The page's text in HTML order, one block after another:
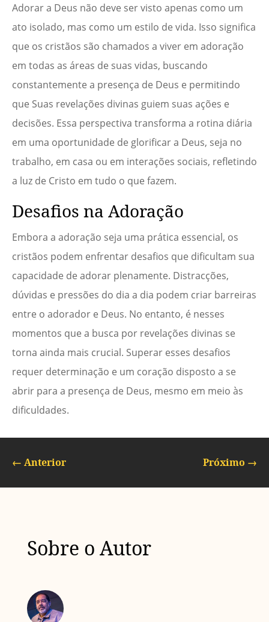
Adorar a Deus não deve ser visto apenas como um
ato isolado, mas como um estilo de vida. Isso significa
que os cristãos são chamados a viver em adoração
em todas as áreas de suas vidas, buscando
constantemente a presença de Deus e permitindo
que Suas revelações divinas guiem suas ações e
decisões. Essa perspectiva transforma a rotina diária
em uma oportunidade de glorificar a Deus, seja no
trabalho, em casa ou em interações sociais, refletindo
a luz de Cristo em tudo o que fazem.
Desafios na Adoração
Embora a adoração seja uma prática essencial, os
cristãos podem enfrentar desafios que dificultam sua
capacidade de adorar plenamente. Distracções,
dúvidas e pressões do dia a dia podem criar barreiras
entre o adorador e Deus. No entanto, é nesses
momentos que a busca por revelações divinas se
torna ainda mais crucial. Superar esses desafios
requer determinação e um coração disposto a se
abrir para a presença de Deus, mesmo em meio às
dificuldades.
← Anterior Próximo →
Sobre o Autor